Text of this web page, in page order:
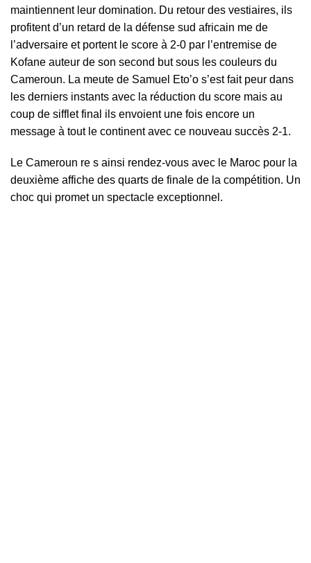
maintiennent leur domination. Du retour des vestiaires, ils
profitent d’un retard de la défense sud africain me de
l’adversaire et portent le score à 2-0 par l’entremise de
Kofane auteur de son second but sous les couleurs du
Cameroun. La meute de Samuel Eto’o s’est fait peur dans
les derniers instants avec la réduction du score mais au
coup de sifflet final ils envoient une fois encore un
message à tout le continent avec ce nouveau succès 2-1.
Le Cameroun re s ainsi rendez-vous avec le Maroc pour la
deuxième affiche des quarts de finale de la compétition. Un
choc qui promet un spectacle exceptionnel.